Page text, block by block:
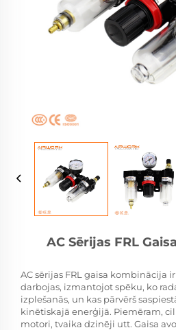
AC Sērijas FRL
AC sērijas FRL gaisa kombinācija
darbojas, izmantojot spēku, ko
izplešanās, un kas pārvērš
kinētiskajā enerģijā. Piemēram,
motori, tvaika dzinēji utt. Gaisa